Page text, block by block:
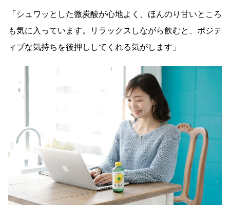
「シュワッとした微炭酸が心地よく、ほんのり甘いところ
も気に入っています。リラックスしながら飲むと、ポジテ
ィブな気持ちを後押ししてくれる気がします」